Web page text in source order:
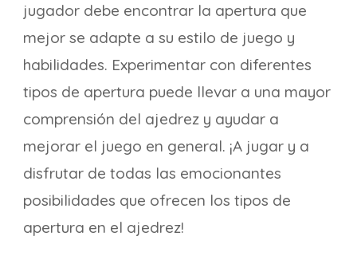
jugador debe encontrar la apertura que
mejor se adapte a su estilo de juego y
habilidades. Experimentar con diferentes
tipos de apertura puede llevar a una mayor
comprensión del ajedrez y ayudar a
mejorar el juego en general. ¡A jugar y a
disfrutar de todas las emocionantes
posibilidades que ofrecen los tipos de
apertura en el ajedrez!